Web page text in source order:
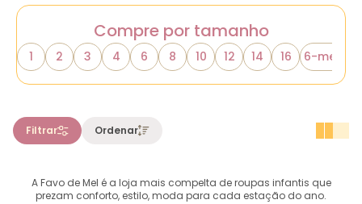
Compre por tamanho
1 2 3 4 6 8 10 12 14 16 6-meses
A Favo de Mel é a loja mais compelta de roupas infantis que
prezam conforto, estilo, moda para cada estação do ano.